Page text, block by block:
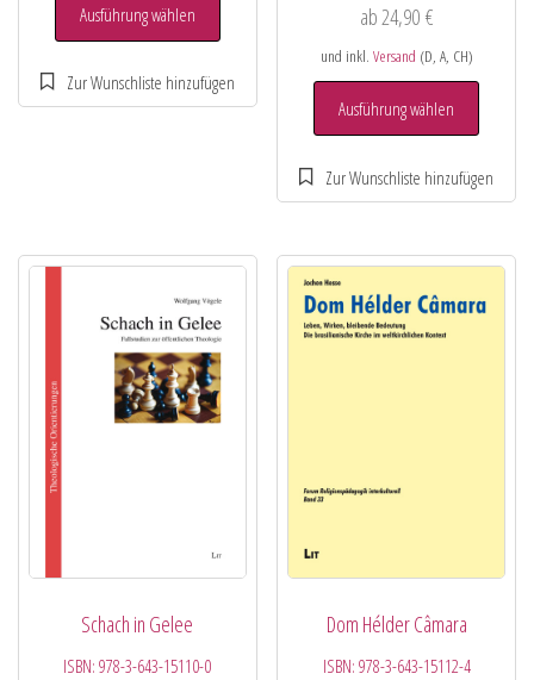
Ausführung wählen ab24,90 €
und inkl. Versand (D, A, CH)
Ausführung wählen
Schach in Gelee
ISBN:978-3-643-15110-0
Dom Hélder Câmara
ISBN: 978-3-643-15112-4